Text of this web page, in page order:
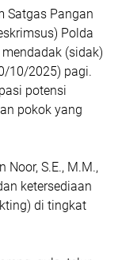
Satgas Pangan
Polda
(sidak)
10/2025) pagi.
potensi
pokok yang
S.E., M.M.,
ketersediaan
di tingkat